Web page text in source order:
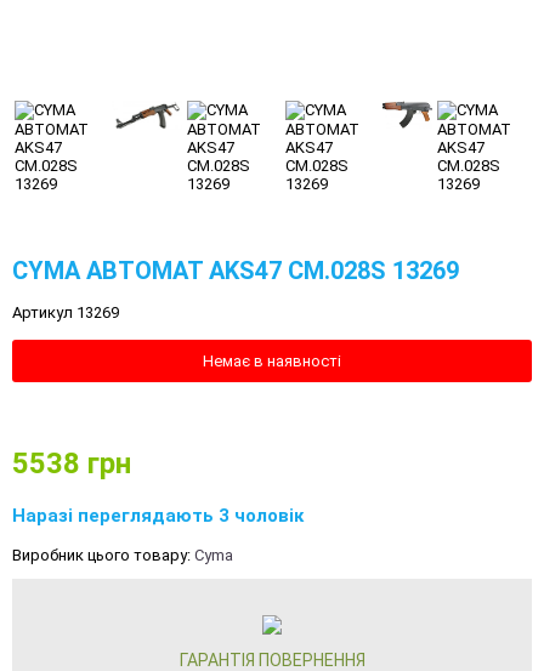
CYMA АВТОМАТ AKS47 CM.028S 13269
Артикул 13269
Немає в наявності
5538 грн
Наразі переглядають 3 чоловік
Виробник цього товару: Cyma
ГАРАНТІЯ ПОВЕРНЕННЯ